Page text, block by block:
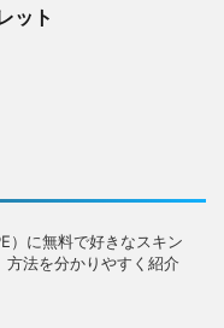
ット
）に無料で好きなスキン
方法を分かりやすく紹介